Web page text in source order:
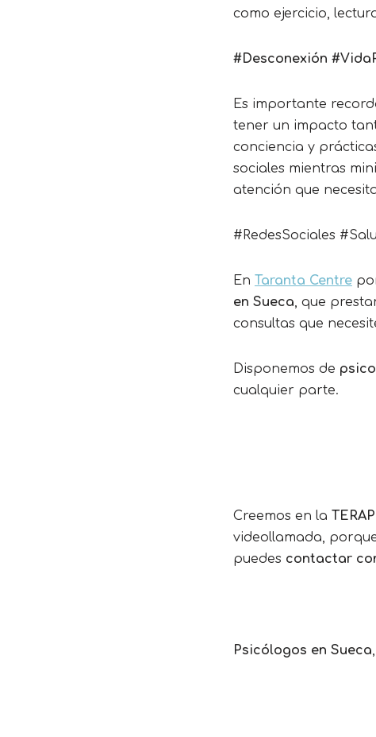
como ejercicio,
#Desconexión
Es importante
tener un impacto
conciencia y
sociales mientras
atención que
#RedesSociales
En Taranta Centre
en Sueca, que
consultas que
Disponemos de
cualquier parte.
Creemos en la
videollamada,
puedes contactar
Psicólogos en Sueca,